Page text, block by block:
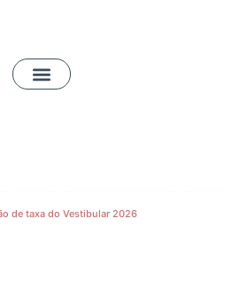
de taxa do Vestibular 2026